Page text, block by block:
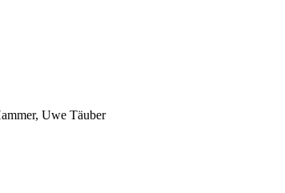
Uwe Täuber